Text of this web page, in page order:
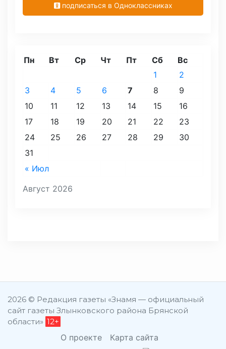
подписаться в Одноклассниках
Август 2026
Пн Вт Ср Чт Пт Сб Вс
« Июл
1
2
3
4 5 6 7 8
9
10
11 12 13 14 15
16
17
18 19 20 21 22
23
24
25 26 27 28 29
30
31
2026 © Редакция газеты «Знамя — официальный
сайт газеты Злынковского района Брянской
области» 12+
О проекте Карта сайта